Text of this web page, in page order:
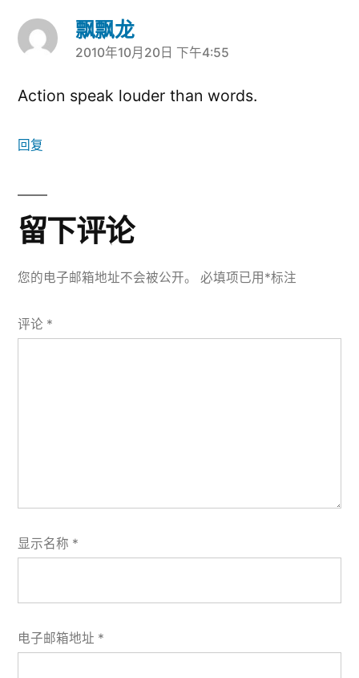
飘飘龙
说：
2010年10月20日 下午4:55
Action speak louder than words.
回复
留下评论
您的电子邮箱地址不会被公开。 必填项已用 *标注
评论 *
显示名称 *
电子邮箱地址 *